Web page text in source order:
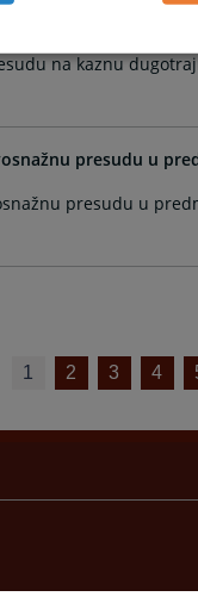
na kaznu
na kaznu
presudu u
presudu u
1 2 3 4